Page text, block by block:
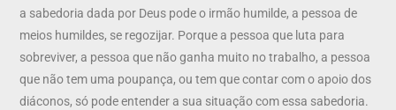
a sabedoria dada por Deus pode o irmão humilde, a pessoa de
meios humildes, se regozijar. Porque a pessoa que luta para
sobreviver, a pessoa que não ganha muito no trabalho, a pessoa
que não tem uma poupança, ou tem que contar com o apoio dos
diáconos, só pode entender a sua situação com essa sabedoria.